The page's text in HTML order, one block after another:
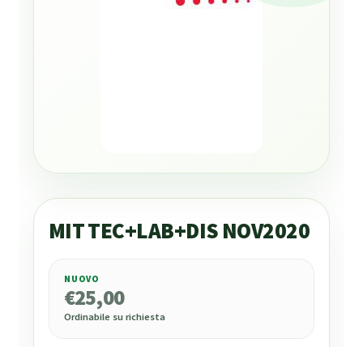
MIT TEC+LAB+DIS NOV2020
25,00
NUOVO
€25,00
Ordinabile su richiesta